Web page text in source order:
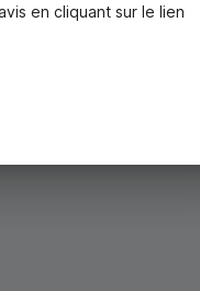
de votre carte à
en cliquant sur le lien